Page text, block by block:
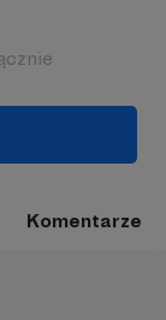
Komentarze